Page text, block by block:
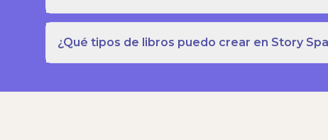
¿Qué tipos de libros puedo crear en Story